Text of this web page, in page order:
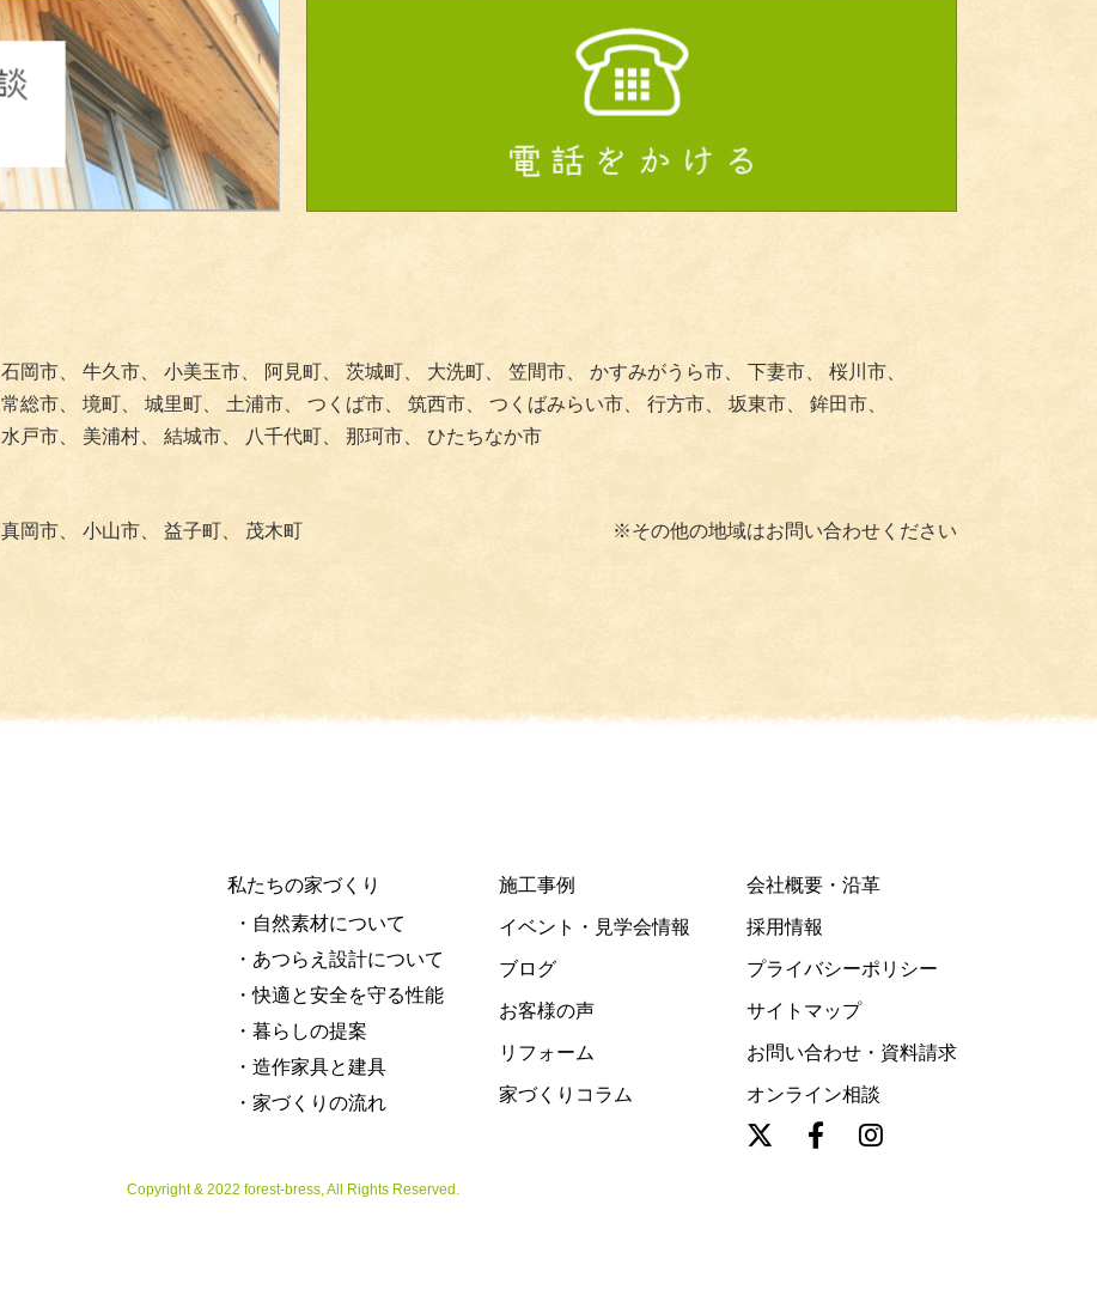
石岡市、 牛久市、 小美玉市、 阿見町、 茨城町、 大洗町、 笠間市、 かすみがうら市、 下妻市、
桜川市、
常総市、
境町、 城里町、 土浦市、 つくば市、 筑西市、 つくばみらい市、 行方市、 坂東市、
鉾田市、
水戸市、
美浦村、 結城市、 八千代町、 那珂市、 ひたちなか市
真岡市、 小山市、 益子町、 茂木町 ※その他の地域はお問い合わせください
私たちの家づくり
・自然素材について
・あつらえ設計について
・快適と安全を守る性能
・暮らしの提案
・造作家具と建具
・家づくりの流れ
施工事例
イベント・見学会情報
ブログ
お客様の声
リフォーム
家づくりコラム
会社概要・沿革
採用情報
プライバシーポリシー
サイトマップ
お問い合わせ・資料請求
オンライン相談
Copyright & 2022 forest-bress, All Rights Reserved.